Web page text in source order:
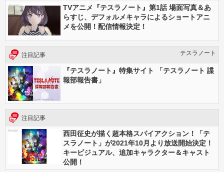
TVアニメ『テスラノート』第1話 場面写真＆あ
らすじ、デフォルメキャラによるショートアニ
メを公開！配信情報決定！
注目記事 テスラノート
『テスラノート』特集サイト 「テスラノート 諜
報部報告書」
注目記事
西田征史が描く超本格スパイアクション！「テ
スラノート」が2021年10月より放送開始決定！
キービジュアル、追加キャラクター＆キャスト
公開！